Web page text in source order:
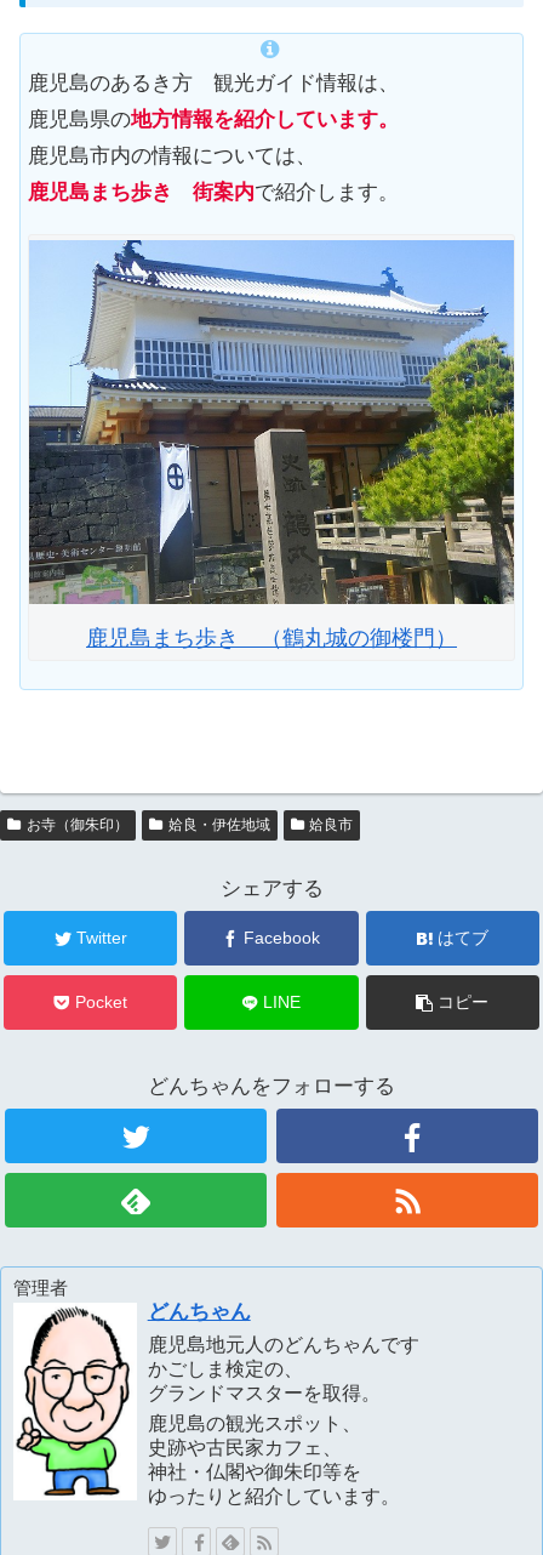
鹿児島のあるき方 観光ガイド情報は、
鹿児島県の地方情報を紹介しています。
鹿児島市内の情報については、
鹿児島まち歩き 街案内で紹介します。
鹿児島まち歩き （鶴丸城の御楼門）
お寺（御朱印） 姶良・伊佐地域 姶良市
シェアする
Twitter Facebook はてブ
Pocket LINE コピー
どんちゃんをフォローする
管理者
どんちゃん
鹿児島地元人のどんちゃんです
かごしま検定の、
グランドマスターを取得。
鹿児島の観光スポット、
史跡や古民家カフェ、
神社・仏閣や御朱印等を
ゆったりと紹介しています。